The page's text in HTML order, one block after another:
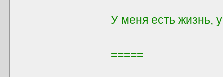
У меня есть жизнь,
=====